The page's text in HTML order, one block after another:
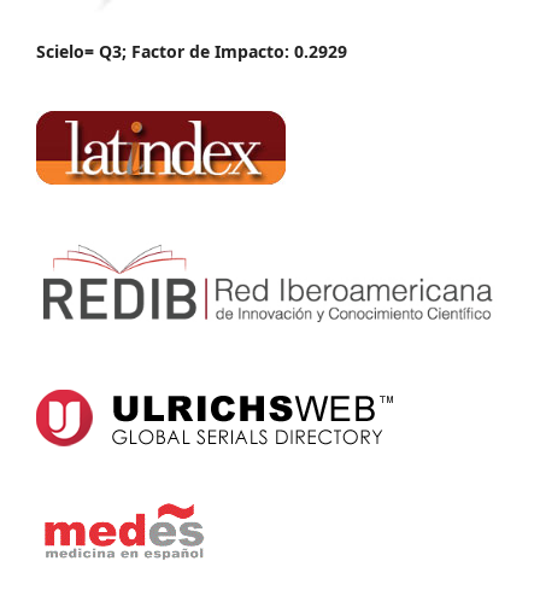
Scielo= Q3; Factor de Impacto: 0.2929